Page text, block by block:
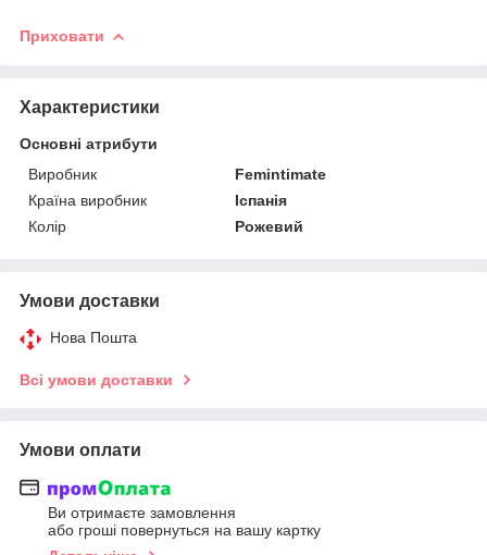
Приховати
Характеристики
Основні атрибути
Виробник
Femintimate
Країна виробник
Іспанія
Колір
Рожевий
Умови доставки
Нова Пошта
Всі умови доставки
Умови оплати
Ви отримаєте замовлення
або гроші повернуться на вашу картку